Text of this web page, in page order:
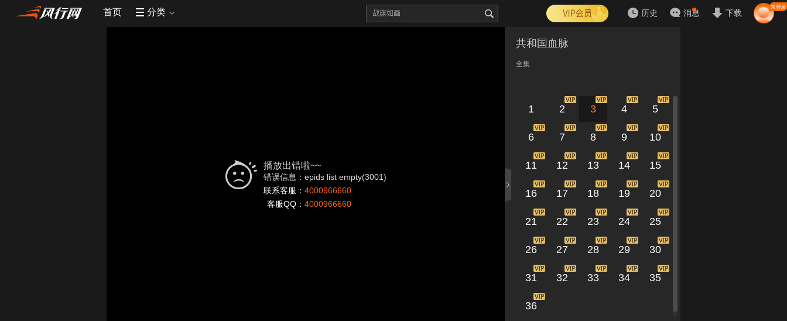
首页 分类 历史 消息 下载
播放出错啦~~
错误信息：epids list empty(3001)
联系客服： 4000966660
客服QQ： 4000966660
共和国血脉
全集
1 2 3 4 5
6 7 8 9 10
11 12 13 14 15
16 17 18 19 20
21 22 23 24 25
26 27 28 29 30
31 32 33 34 35
36